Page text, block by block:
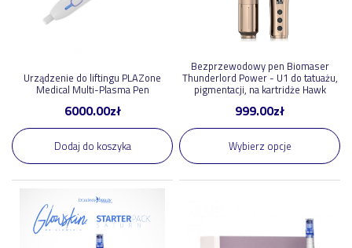
Pokaż nowości
Producent
++Pen Plus 5
Traderon Sp. z o.o.
Bielenda
Urządzenie do liftingu PLAZone
Medical Multi-Plasma Pen
6000.00zł
Dodaj do koszyka
Bezprzewodowy pen Biomaser
Thunderlord Power - U1 do tatuażu,
pigmentacji, na kartridże Hawk
999.00zł
Wybierz opcje